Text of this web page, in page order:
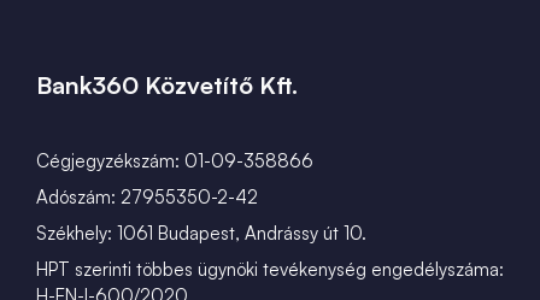
Bank360 Közvetítő Kft.
Cégjegyzékszám: 01-09-358866
Adószám: 27955350-2-42
Székhely: 1061 Budapest, Andrássy út 10.
HPT szerinti többes ügynöki tevékenység engedélyszáma: